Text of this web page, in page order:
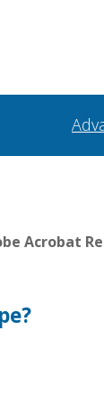
Acrobat